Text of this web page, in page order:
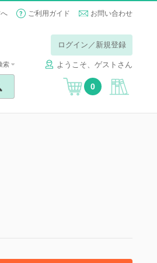
ご利用ガイド お問い合わせ
ログイン／新規登録
ようこそ、ゲストさん
索
0